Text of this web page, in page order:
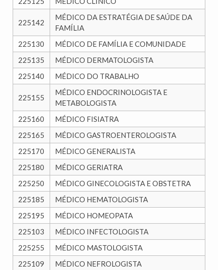
225142
MÉDICO DA ESTRATÉGIA DE SAÚDE DA
FAMÍLIA
225130
MÉDICO DE FAMÍLIA E COMUNIDADE
225135
MÉDICO DERMATOLOGISTA
225140
MÉDICO DO TRABALHO
225155
MÉDICO ENDOCRINOLOGISTA E
METABOLOGISTA
225160
MÉDICO FISIATRA
225165
MÉDICO GASTROENTEROLOGISTA
225170
MÉDICO GENERALISTA
225180
MÉDICO GERIATRA
225250
MÉDICO GINECOLOGISTA E OBSTETRA
225185
MÉDICO HEMATOLOGISTA
225195
MÉDICO HOMEOPATA
225103
MÉDICO INFECTOLOGISTA
225255
MÉDICO MASTOLOGISTA
225109
MÉDICO NEFROLOGISTA